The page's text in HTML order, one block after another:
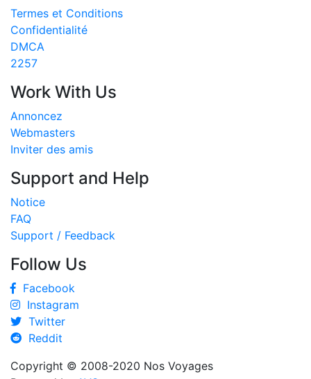
Termes et Conditions
Confidentialité
DMCA
2257
Work With Us
Annoncez
Webmasters
Inviter des amis
Support and Help
Notice
FAQ
Support / Feedback
Follow Us
Facebook
Instagram
Twitter
Reddit
Copyright © 2008-2020 Nos Voyages